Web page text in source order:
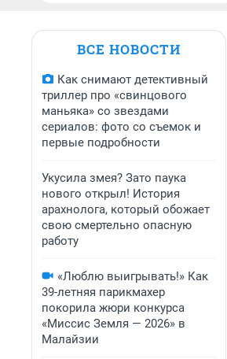
ВСЕ НОВОСТИ
Как снимают детективный
триллер про «свинцового
маньяка» со звездами
сериалов: фото со съемок и
первые подробности
Укусила змея? Зато паука
нового открыл! История
арахнолога, который обожает
свою смертельно опасную
работу
«Люблю выигрывать!» Как
39-летняя парикмахер
покорила жюри конкурса
«Миссис Земля — 2026» в
Малайзии